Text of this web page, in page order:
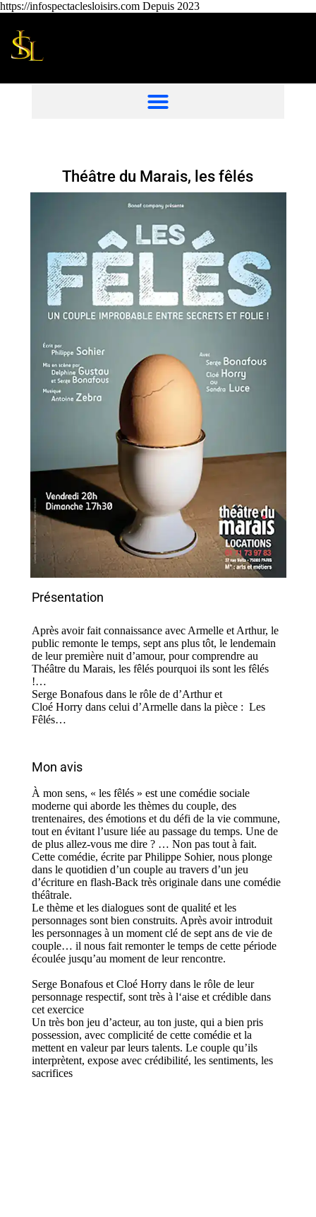
https://infospectaclesloisirs.com Depuis 2023
Théâtre du Marais, les fêlés
Présentation
Après avoir fait connaissance avec Armelle et Arthur, le
public remonte le temps, sept ans plus tôt, le lendemain
de leur première nuit d’amour, pour comprendre au
Théâtre du Marais, les fêlés pourquoi ils sont les fêlés
!…
Serge Bonafous dans le rôle de d’Arthur et
Cloé Horry dans celui d’Armelle dans la pièce : Les
Fêlés…
Mon avis
À mon sens, « les fêlés » est une comédie sociale
moderne qui aborde les thèmes du couple, des
trentenaires, des émotions et du défi de la vie commune,
tout en évitant l’usure liée au passage du temps. Une de
de plus allez-vous me dire ? … Non pas tout à fait.
Cette comédie, écrite par Philippe Sohier, nous plonge
dans le quotidien d’un couple au travers d’un jeu
d’écriture en flash-Back très originale dans une comédie
théâtrale.
Le thème et les dialogues sont de qualité et les
personnages sont bien construits. Après avoir introduit
les personnages à un moment clé de sept ans de vie de
couple… il nous fait remonter le temps de cette période
écoulée jusqu’au moment de leur rencontre.
Serge Bonafous et Cloé Horry dans le rôle de leur
personnage respectif, sont très à l‘aise et crédible dans
cet exercice
Un très bon jeu d’acteur, au ton juste, qui a bien pris
possession, avec complicité de cette comédie et la
mettent en valeur par leurs talents. Le couple qu’ils
interprètent, expose avec crédibilité, les sentiments, les
sacrifices